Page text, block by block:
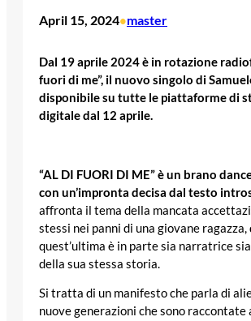
April 15, 2024•master
Dal 19 aprile 2024 è in rotazione
fuori di me”, il nuovo singolo di
disponibile su tutte le piattaforme di
digitale dal 12 aprile.
“AL DI FUORI DI ME” è un brano
con un’impronta decisa dal testo
affronta il tema della mancata
stessi nei panni di una giovane ragazza,
quest’ultima è in parte sia narratrice
della sua stessa storia.
Si tratta di un manifesto che parla di
nuove generazioni che sono